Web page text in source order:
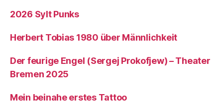
2026 Sylt Punks
Herbert Tobias 1980 über Männlichkeit
Der feurige Engel (Sergej Prokofjew) – Theater
Bremen 2025
Mein beinahe erstes Tattoo